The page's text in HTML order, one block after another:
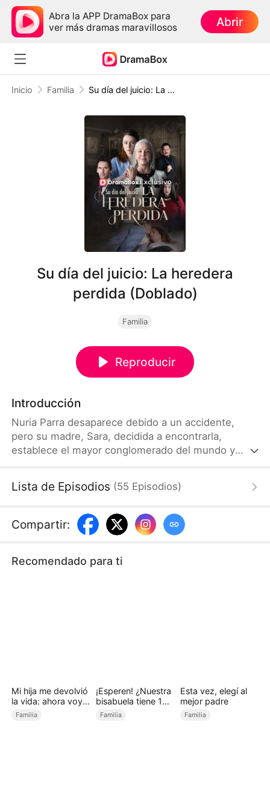
Abra la APP DramaBox para
ver más dramas maravillosos
Abrir
Inicio Familia Su día del juicio: La heredera perdida (Doblado)
Su día del juicio: La heredera
perdida (Doblado)
Familia
Reproducir
Introducción
Nuria Parra desaparece debido a un accidente,
pero su madre, Sara, decidida a encontrarla,
establece el mayor conglomerado del mundo y
Sin embargo, cuando llega, contempla como unos
hija, y Sara jura darles una dura lección.
Lista de Episodios (55 Episodios)
Compartir:
Recomendado para ti
Mi hija me devolvió
la vida: ahora voy
por ella
Familia
¡Esperen! ¿Nuestra
bisabuela tiene 18
años?
Familia
Esta vez, elegí al
mejor padre
Familia